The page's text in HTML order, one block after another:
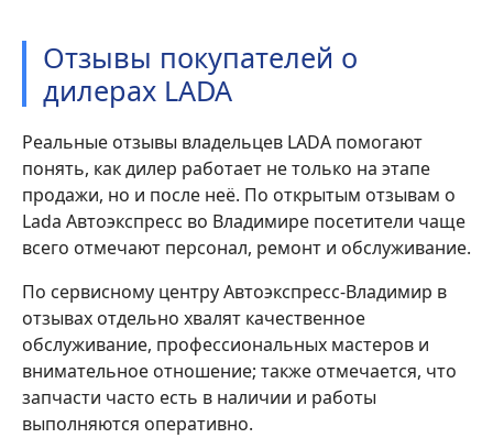
Отзывы покупателей о
дилерах LADA
Реальные отзывы владельцев LADA помогают
понять, как дилер работает не только на этапе
продажи, но и после неё. По открытым отзывам о
Lada Автоэкспресс во Владимире посетители чаще
всего отмечают персонал, ремонт и обслуживание.
По сервисному центру Автоэкспресс-Владимир в
отзывах отдельно хвалят качественное
обслуживание, профессиональных мастеров и
внимательное отношение; также отмечается, что
запчасти часто есть в наличии и работы
выполняются оперативно.